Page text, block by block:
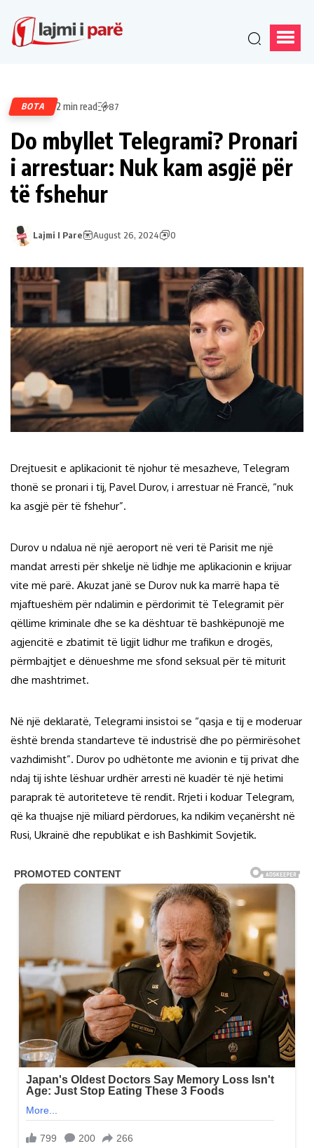
BOTA 2 min read 87
Do mbyllet Telegrami? Pronari
i arrestuar: Nuk kam asgjë për
të fshehur
Lajmi I Pare August 26, 2024 0
Drejtuesit e aplikacionit të njohur të mesazheve, Telegram
thonë se pronari i tij, Pavel Durov, i arrestuar në Francë, “nuk
ka asgjë për të fshehur”.
Durov u ndalua në një aeroport në veri të Parisit me një
mandat arresti për shkelje në lidhje me aplikacionin e krijuar
vite më parë. Akuzat janë se Durov nuk ka marrë hapa të
mjaftueshëm për ndalimin e përdorimit të Telegramit për
qëllime kriminale dhe se ka dështuar të bashkëpunojë me
agjencitë e zbatimit të ligjit lidhur me trafikun e drogës,
përmbajtjet e dënueshme me sfond seksual për të miturit
dhe mashtrimet.
Në një deklaratë, Telegrami insistoi se “qasja e tij e moderuar
është brenda standarteve të industrisë dhe po përmirësohet
vazhdimisht”. Durov po udhëtonte me avionin e tij privat dhe
ndaj tij ishte lëshuar urdhër arresti në kuadër të një hetimi
paraprak të autoriteteve të rendit. Rrjeti i koduar Telegram,
që ka thuajse një miliard përdorues, ka ndikim veçanërsht në
Rusi, Ukrainë dhe republikat e ish Bashkimit Sovjetik.